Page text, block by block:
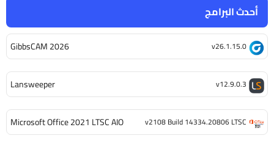
أحدث البرامج
GibbsCAM 2026 v26.1.15.0
Lansweeper v12.9.0.3
Microsoft Office 2021 LTSC AIO v2108 Build 14334.20806 LTSC